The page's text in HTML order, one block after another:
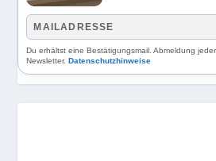
Du erhältst eine Bestätigungsmail. Abmeldung
Newsletter.Datenschutzhinweise